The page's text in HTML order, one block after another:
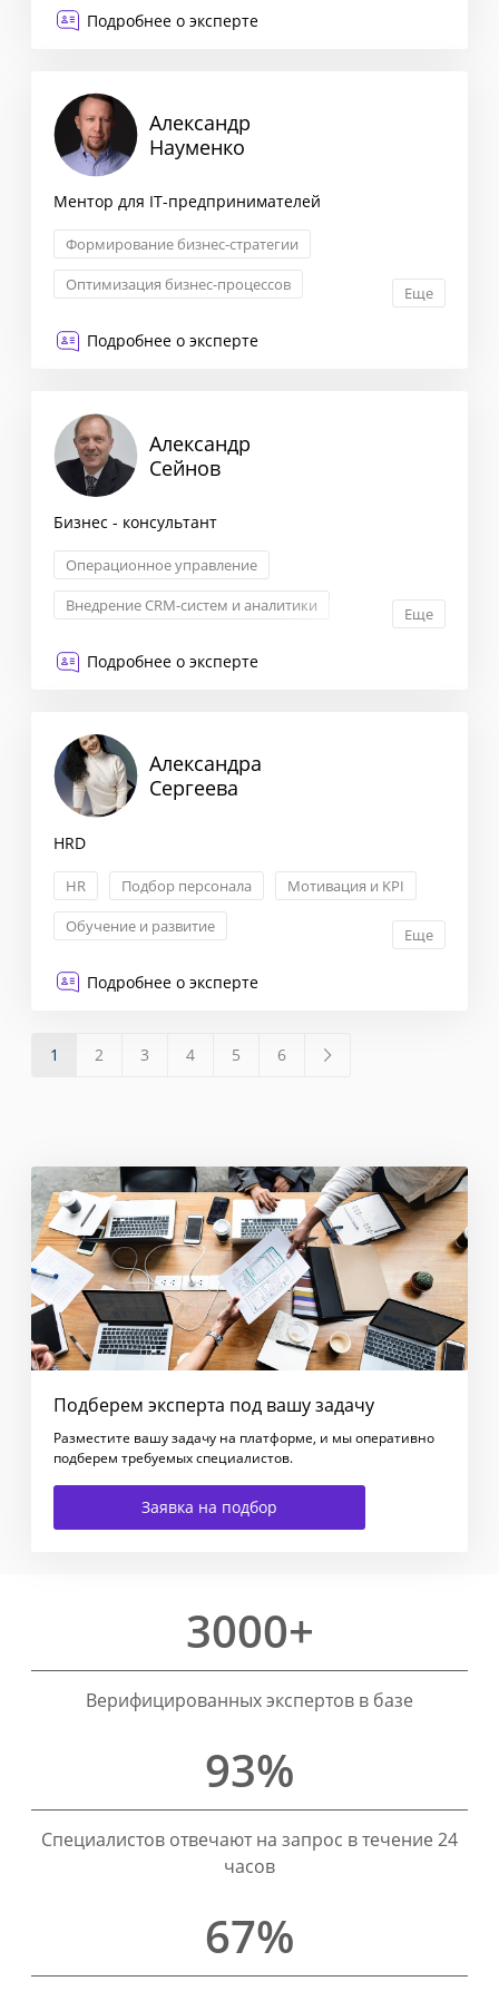
Подробнее о эксперте
Александр
Науменко
Ментор для IT-предпринимателей
Формирование бизнес-стратегии
Оптимизация бизнес-процессов
Еще
Подробнее о эксперте
Александр
Сейнов
Бизнес - консультант
Операционное управление
Внедрение CRM-систем и аналитики
Еще
Подробнее о эксперте
Александра
Сергеева
HRD
HR Подбор персонала
Мотивация и KPI
Обучение и развитие
Еще
Подробнее о эксперте
1 2 3 4 5 6
Подберем эксперта под вашу задачу
Разместите вашу задачу на платформе, и мы оперативно
подберем требуемых специалистов.
Заявка на подбор
3000+
Верифицированных экспертов в базе
93%
Специалистов отвечают на запрос в течение 24
часов
67%